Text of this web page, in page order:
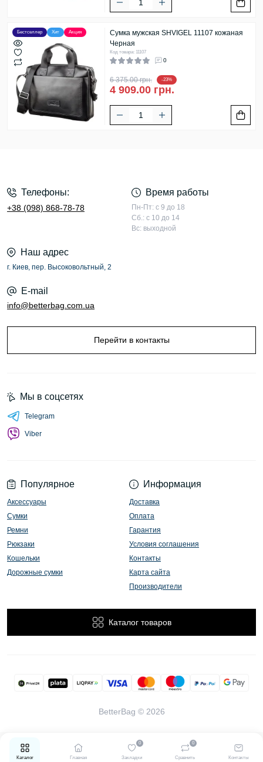
Каталог Главная Закладки
0
Сравнить
0
Контакты
Бестселлер Хит Акция
Сумка мужская SHVIGEL 11107 кожаная
Черная
Код товара: 11107
0
6 375.00 грн. -23%
4 909.00 грн.
Телефоны:
+38 (098) 868-78-78
Время работы
Пн-Пт: с 9 до 18
Сб.: с 10 до 14
Вс: выходной
Наш адрес
г. Киев, пер. Высоковольтный, 2
E-mail
info@betterbag.com.ua
Перейти в контакты
Популярное
Аксессуары
Сумки
Ремни
Рюкзаки
Кошельки
Дорожные сумки
Информация
Доставка
Оплата
Гарантия
Условия соглашения
Контакты
Карта сайта
Производители
Каталог товаров
Мы в соцсетях
Telegram
Viber
BetterBag © 2026